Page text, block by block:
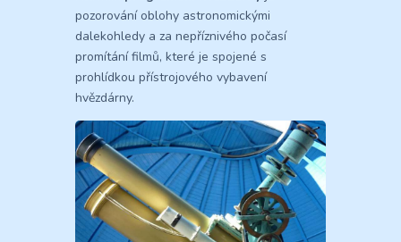
pozorování oblohy astronomickými
dalekohledy a za nepříznivého počasí
promítání filmů, které je spojené s
prohlídkou přístrojového vybavení
hvězdárny.